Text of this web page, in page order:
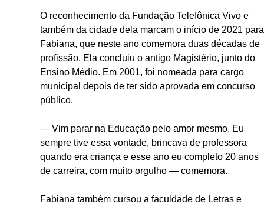
O reconhecimento da Fundação Telefônica Vivo e
também da cidade dela marcam o início de 2021 para
Fabiana, que neste ano comemora duas décadas de
profissão. Ela concluiu o antigo Magistério, junto do
Ensino Médio. Em 2001, foi nomeada para cargo
municipal depois de ter sido aprovada em concurso
público.
— Vim parar na Educação pelo amor mesmo. Eu
sempre tive essa vontade, brincava de professora
quando era criança e esse ano eu completo 20 anos
de carreira, com muito orgulho — comemora.
Fabiana também cursou a faculdade de Letras e